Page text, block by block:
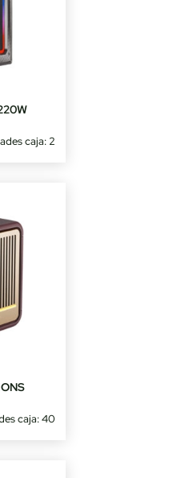
caja: 2
caja: 40